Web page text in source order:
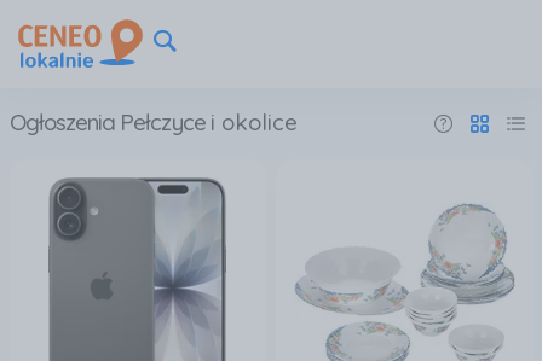
Ogłoszenia Pełczyce i okolice